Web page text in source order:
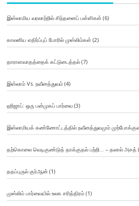
இஸ்லாமிய வரலாற்றில் சிந்தனைப் பள்ளிகள் (6)
காலனிய எதிர்ப்புப் போரில் முஸ்லிம்கள் (2)
தாராளவாதத்தைக் கட்டுடைத்தல்(7)
இஸ்லாம் Vs. நவீனத்துவம்(4)
ஹிஜாப்: ஒரு பன்முகப் பார்வை(3)
இஸ்லாமியக் கண்ணோட்டத்தில் நவீனத்துவமும்
தற்கொலை வெடிகுண்டுத் தாக்குதல் பற்றி… – தலால் அசத்
ததப்புருல் குர்ஆன் (1)
முஸ்லிம் பார்வையில் உலக சரித்திரம்(1)